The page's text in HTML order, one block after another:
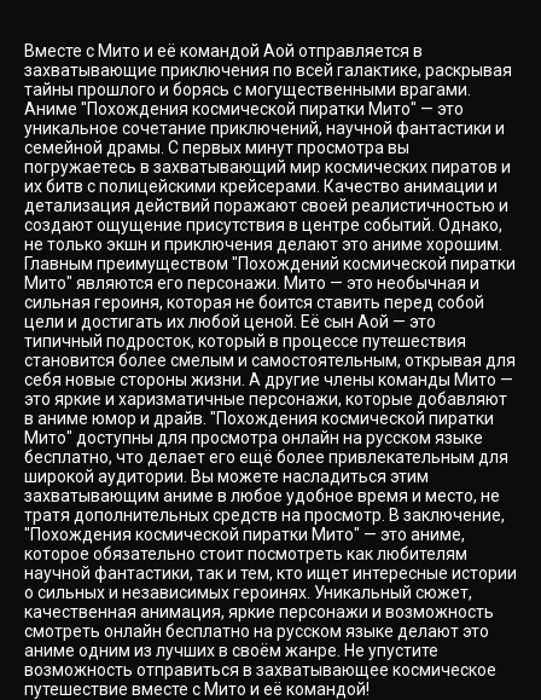
Вместе с Мито и её командой Аой отправляется в
захватывающие приключения по всей галактике, раскрывая
тайны прошлого и борясь с могущественными врагами.
Аниме "Похождения космической пиратки Мито" — это
уникальное сочетание приключений, научной фантастики и
семейной драмы. С первых минут просмотра вы
погружаетесь в захватывающий мир космических пиратов и
их битв с полицейскими крейсерами. Качество анимации и
детализация действий поражают своей реалистичностью и
создают ощущение присутствия в центре событий. Однако,
не только экшн и приключения делают это аниме хорошим.
Главным преимуществом "Похождений космической пиратки
Мито" являются его персонажи. Мито — это необычная и
сильная героиня, которая не боится ставить перед собой
цели и достигать их любой ценой. Её сын Аой — это
типичный подросток, который в процессе путешествия
становится более смелым и самостоятельным, открывая для
себя новые стороны жизни. А другие члены команды Мито —
это яркие и харизматичные персонажи, которые добавляют
в аниме юмор и драйв. "Похождения космической пиратки
Мито" доступны для просмотра онлайн на русском языке
бесплатно, что делает его ещё более привлекательным для
широкой аудитории. Вы можете насладиться этим
захватывающим аниме в любое удобное время и место, не
тратя дополнительных средств на просмотр. В заключение,
"Похождения космической пиратки Мито" — это аниме,
которое обязательно стоит посмотреть как любителям
научной фантастики, так и тем, кто ищет интересные истории
о сильных и независимых героинях. Уникальный сюжет,
качественная анимация, яркие персонажи и возможность
смотреть онлайн бесплатно на русском языке делают это
аниме одним из лучших в своём жанре. Не упустите
возможность отправиться в захватывающее космическое
путешествие вместе с Мито и её командой!